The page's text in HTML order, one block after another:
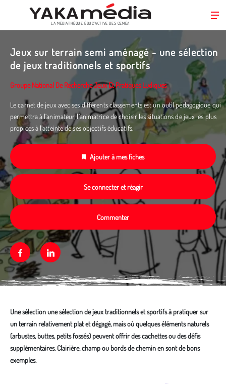
contenu
principal
LA MÉDIATHÈQUE ÉDUC’ACTIVE DES CEMÉA
Jeux sur terrain semi aménagé - une sélection
de jeux traditionnels et sportifs
Groupe National De Recherche Jeux Et Pratiques Ludiques
Le carnet de jeux avec ses différents classements est un outil pédagogique qui
permettra à l’animateur, l’animatrice de choisir les situations de jeux les plus
propices à l’atteinte de ses objectifs éducatifs.
Ajouter à mes fiches
Se connecter et réagir
Commenter
FacebookLinkedin
Une sélection une sélection de jeux traditionnels et sportifs à pratiquer sur
un terrain relativement plat et dégagé, mais où quelques éléments naturels
(arbustes, buttes, petits fossés) peuvent offrir des cachettes ou des défis
supplémentaires. Clairière, champ ou bords de chemin en sont de bons
exemples.